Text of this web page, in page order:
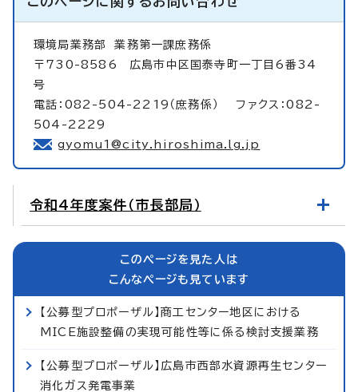
環境局業務部業務第一課庶務係
〒730-8586 広島市中区国泰寺町一丁目6番34
号
電話：082-504-2219（庶務係） ファクス：082-
504-2229
gyomu1@city.hiroshima.lg.jp
令和4年度案件（市長部局）
このページを見た人は
こんなページも見ています
【公募型プロポーザル】商工センター地区における
MICE施設整備の実現可能性等に係る検討支援業務
【公募型プロポーザル】広島市西部水資源再生センター
消化ガス発電事業